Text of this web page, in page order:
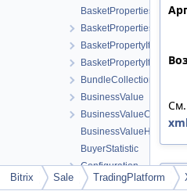
BasketPropertyItem
BasketPropertyItemBase
BundleCollection
BusinessValue
BusinessValueHandlers
BuyerStatistic
Configuration
DeliveryStatus
◆
Bitrix Sale TradingPlatform